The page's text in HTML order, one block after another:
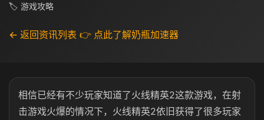
🏷 游戏攻略
← 返回资讯列表 👉 点此了解奶瓶加速器
相信已经有不少玩家知道了火线精英2这款游戏，在射
击游戏火爆的情况下，火线精英2依旧获得了很多玩家